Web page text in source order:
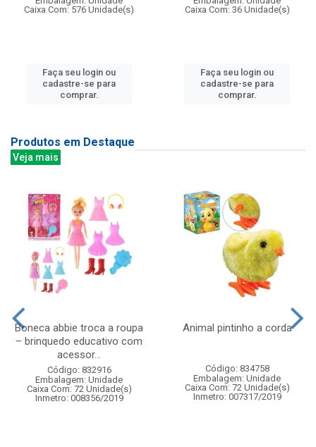
Caixa Com: 576 Unidade(s)
Faça seu login ou
cadastre-se para
comprar.
Caixa Com: 36 Unidade(s)
Faça seu login ou
cadastre-se para
comprar.
Produtos em Destaque
Veja mais
Boneca abbie troca a roupa
– brinquedo educativo com
acessor...
Código: 832916
Embalagem: Unidade
Caixa Com: 72 Unidade(s)
Inmetro: 008356/2019
Animal pintinho a corda
Código: 834758
Embalagem: Unidade
Caixa Com: 72 Unidade(s)
Inmetro: 007317/2019